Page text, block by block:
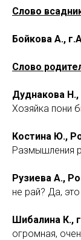
Слово
Бойкова А.,
Слово
Дуднакова Н.,
Хозяйка пони
Костина Ю.,
Размышления
Рузиева А.,
не рай? Да,
Шибалина К.,
огромная,